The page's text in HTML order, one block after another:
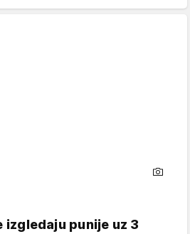
izgledaju punije uz 3